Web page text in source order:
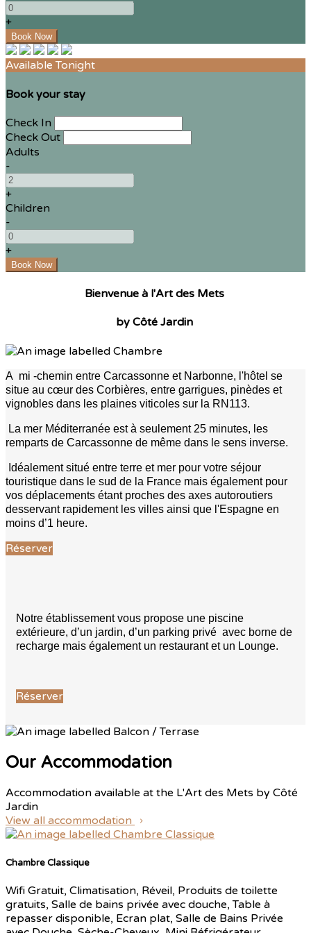
+
Available Tonight
Book your stay
Check In
Check Out
Adults
-
+
Children
-
+
Bienvenue à l'Art des Mets
by Côté Jardin
A mi -chemin entre Carcassonne et Narbonne, l'hôtel se
situe au cœur des Corbières, entre garrigues, pinèdes et
vignobles dans les plaines viticoles sur la RN113.
La mer Méditerranée est à seulement 25 minutes, les
remparts de Carcassonne de même dans le sens inverse.
Idéalement situé entre terre et mer pour votre séjour
touristique dans le sud de la France mais également pour
vos déplacements étant proches des axes autoroutiers
desservant rapidement les villes ainsi que l'Espagne en
moins d’1 heure.
Réserver
Notre établissement vous propose une piscine
extérieure, d’un jardin, d’un parking privé avec borne de
recharge mais également un restaurant et un Lounge.
Réserver
Our Accommodation
Accommodation available at the L'Art des Mets by Côté
Jardin
View all accommodation
Chambre Classique
Wifi Gratuit, Climatisation, Réveil, Produits de toilette
gratuits, Salle de bains privée avec douche, Table à
repasser disponible, Ecran plat, Salle de Bains Privée